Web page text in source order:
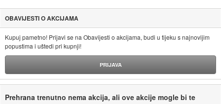
OBAVIJESTI O AKCIJAMA
Kupuj pametno! Prijavi se na Obavijesti o akcijama, budi u tijeku s najnovijim
popustima i uštedi pri kupnji!
PRIJAVA
Prehrana trenutno nema akcija, ali ove akcije mogle bi te